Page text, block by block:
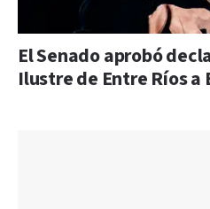
El Senado aprobó
Ilustre de Entre Ríos a